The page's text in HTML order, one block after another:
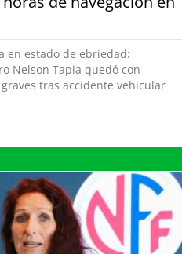
en estado de ebriedad:
Nelson Tapia quedó con
tras accidente vehicular